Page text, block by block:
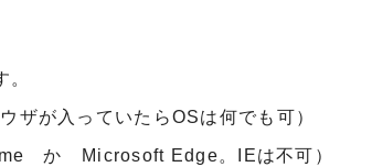
ザが入っていたらOSは何でも可）
か Microsoft Edge。IEは不可）